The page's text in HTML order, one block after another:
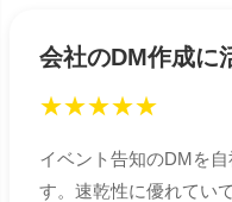
会社のDM作成に
★★★★★
イベント告知のDMを
す。速乾性に優れてい